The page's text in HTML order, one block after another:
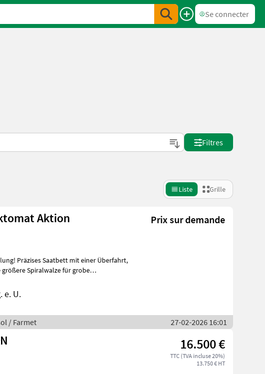
Se connecter
Filtres
Liste Grille
Aktion Prix sur demande
Präzises Saatbett mit einer Überfahrt,
e. U.
/ Farmet 27-02-2026 16:01
16.500 €
TTC (TVA incluse 20%)
13.750 € HT